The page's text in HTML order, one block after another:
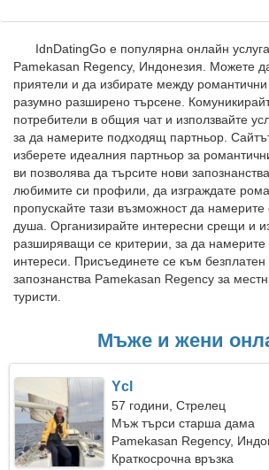
IdnDatingGo е популярна онлайн
Pamekasan Regency, Индонезия. Можете
приятели и да избирате между
разумно разширено търсене.
потребители в общия чат и използвайте
за да намерите подходящ партньор.
изберете идеалния партньор за
ви позволява да търсите нови
любимите си профили, да изграждате
пропускайте тази възможност да намерите
душа. Организирайте интересни срещи и
разширяващи се критерии, за да намерите
интереси. Присъединете се към безплатен
запознанства Pamekasan Regency за
туристи.
Мъже и жени
Ycl
57 години, Стрелец
Мъж търси старша дама
Pamekasan Regency,
Краткосрочна връзка